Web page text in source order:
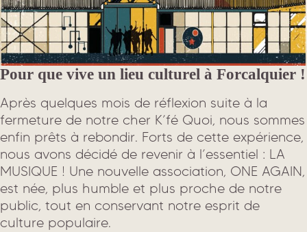
Pour que vive un lieu culturel à Forcalquier !
Après quelques mois de réflexion suite à la
fermeture de notre cher K’fé Quoi, nous sommes
enfin prêts à rebondir. Forts de cette expérience,
nous avons décidé de revenir à l’essentiel : LA
MUSIQUE ! Une nouvelle association, ONE AGAIN,
est née, plus humble et plus proche de notre
public, tout en conservant notre esprit de
culture populaire.